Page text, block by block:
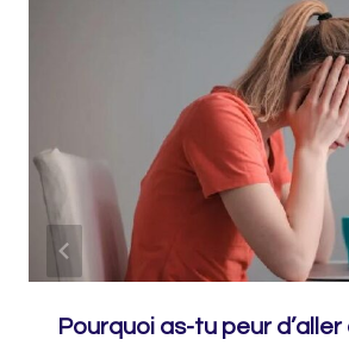
Pourquoi as-tu peur d’aller